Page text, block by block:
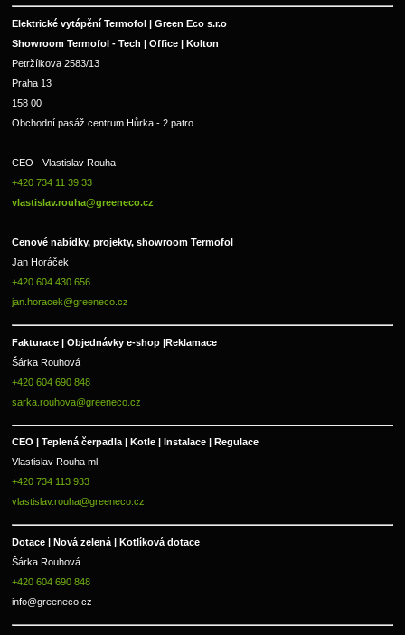
Elektrické vytápění Termofol | Green Eco s.r.o
Showroom Termofol - Tech | Office | Kolton
Petržílkova 2583/13
Praha 13
158 00
Obchodní pasáž centrum Hůrka - 2.patro
CEO - Vlastislav Rouha
+420 734 11 39 33
vlastislav.rouha@greeneco.cz
Cenové nabídky, projekty, showroom Termofol
Jan Horáček
+420 604 430 656
jan.horacek@greeneco.cz
Fakturace | Objednávky e-shop |Reklamace
Šárka Rouhová
+420 604 690 848
sarka.rouhova@greeneco.cz
CEO | Teplená čerpadla | Kotle | Instalace | Regulace
Vlastislav Rouha ml.
+420 734 113 933
vlastislav.rouha@greeneco.cz
Dotace | Nová zelená | Kotlíková dotace
Šárka Rouhová
+420 604 690 848
info@greeneco.cz